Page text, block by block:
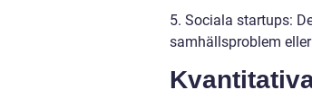
5. Sociala startups:
samhällsproblem